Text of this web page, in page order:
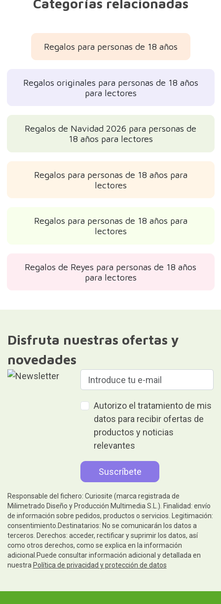
Categorías relacionadas
Regalos para personas de 18 años
Regalos originales para personas de 18 años
para lectores
Regalos de Navidad 2026 para personas de
18 años para lectores
Regalos para personas de 18 años para
lectores
Regalos para personas de 18 años para
lectores
Regalos de Reyes para personas de 18 años
para lectores
Disfruta nuestras ofertas y
novedades
Autorizo el tratamiento de mis
datos para recibir ofertas de
productos y noticias
relevantes
Responsable del fichero: Curiosite (marca registrada de
Milimetrado Diseño y Producción Multimedia S.L.). Finalidad: envío
de información sobre pedidos, productos o servicios. Legitimación:
consentimiento.Destinatarios: No se comunicarán los datos a
terceros. Derechos: acceder, rectificar y suprimir los datos, así
como otros derechos, como se explica en la información
adicional.Puede consultar información adicional y detallada en
nuestra Política de privacidad y protección de datos